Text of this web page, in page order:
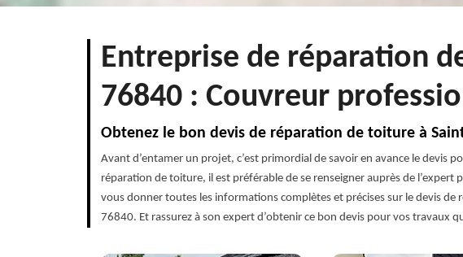
Entreprise de réparation
76840 : Couvreur
Obtenez le bon devis de réparation de toiture à
Avant d’entamer un projet, c’est primordial de savoir en avance le devis
réparation de toiture, il est préférable de se renseigner auprès de
vous donner toutes les informations complètes et précises sur le devis
76840. Et rassurez à son expert d’obtenir ce bon devis pour vos travaux